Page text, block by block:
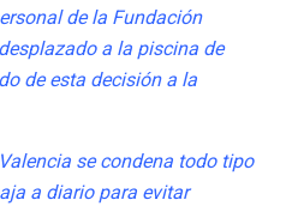
de la Fundación
a la piscina de
de esta decisión a la
se condena todo tipo
a diario para evitar